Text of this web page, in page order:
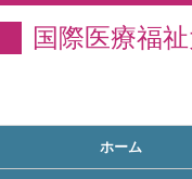
国際医療福
ホーム